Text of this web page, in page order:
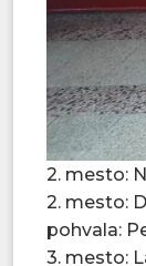
2. mesto:
2. mesto:
pohvala:
3. mesto: